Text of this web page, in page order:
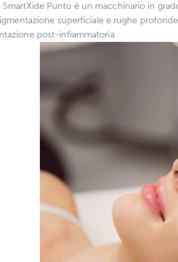
SmartXide Punto è un macchinario in
superficiale e rughe
post-infiammatoria